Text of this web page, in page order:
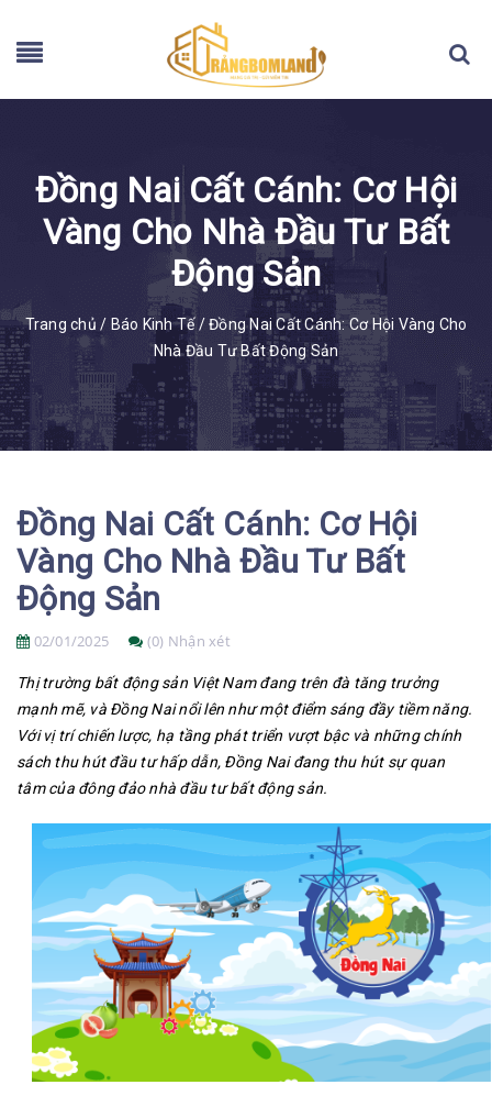
Đồng Nai Cất Cánh: Cơ Hội
Vàng Cho Nhà Đầu Tư Bất
Động Sản
Trang chủ / Báo Kinh Tế /Đồng Nai Cất Cánh: Cơ Hội Vàng Cho
Nhà Đầu Tư Bất Động Sản
Đồng Nai Cất Cánh: Cơ Hội
Vàng Cho Nhà Đầu Tư Bất
Động Sản
02/01/2025 (0) Nhận xét
Thị trường bất động sản Việt Nam đang trên đà tăng trưởng
mạnh mẽ, và Đồng Nai nổi lên như một điểm sáng đầy tiềm năng.
Với vị trí chiến lược, hạ tầng phát triển vượt bậc và những chính
sách thu hút đầu tư hấp dẫn, Đồng Nai đang thu hút sự quan
tâm của đông đảo nhà đầu tư bất động sản.